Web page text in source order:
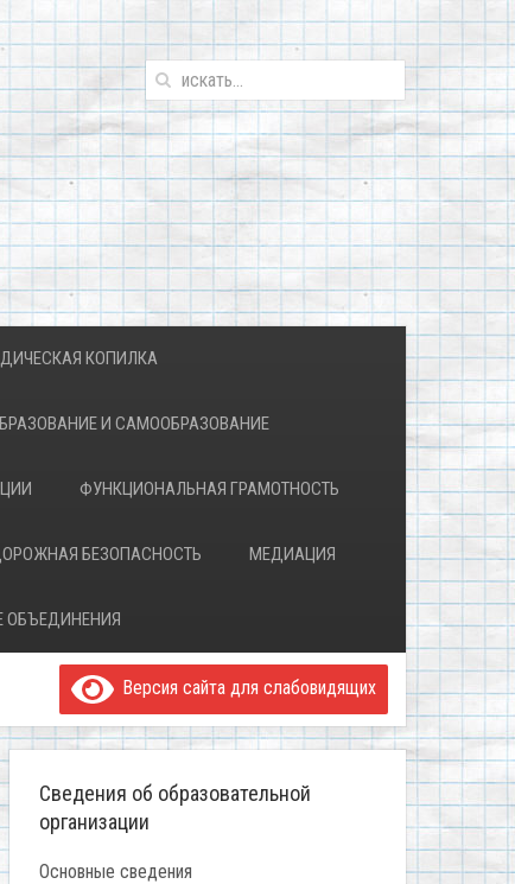
КОПИЛКА
И САМООБРАЗОВАНИЕ
ФУНКЦИОНАЛЬНАЯ ГРАМОТНОСТЬ
БЕЗОПАСНОСТЬ МЕДИАЦИЯ
ОБЪЕДИНЕНИЯ
Версия сайта для слабовидящих
Сведения об образовательной
организации
Основные сведения